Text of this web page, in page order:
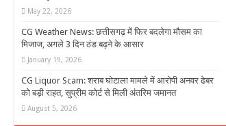
May 22, 2026
CG Weather News: छत्तीसगढ़ में फिर बदलेगा मौसम का
मिजाज, अगले 3 दिन ठंड बढ़ने के आसार
January 19, 2026
CG Liquor Scam: शराब घोटाला मामले में आरोपी अनवर ढेबर
को बड़ी राहत, सुप्रीम कोर्ट से मिली अंतरिम जमानत
August 5, 2026